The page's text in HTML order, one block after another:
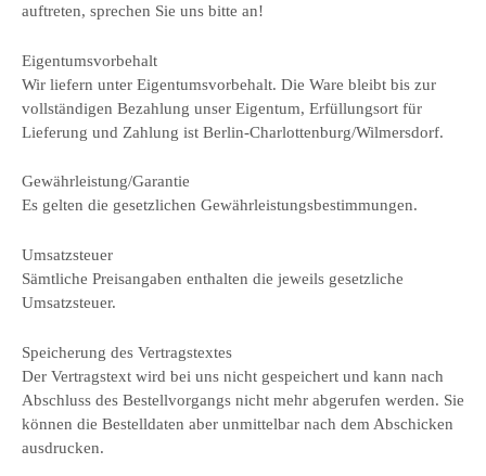
auftreten, sprechen Sie uns bitte an!
Eigentumsvorbehalt
Wir liefern unter Eigentumsvorbehalt. Die Ware bleibt bis zur
vollständigen Bezahlung unser Eigentum, Erfüllungsort für
Lieferung und Zahlung ist Berlin-Charlottenburg/Wilmersdorf.
Gewährleistung/Garantie
Es gelten die gesetzlichen Gewährleistungsbestimmungen.
Umsatzsteuer
Sämtliche Preisangaben enthalten die jeweils gesetzliche
Umsatzsteuer.
Speicherung des Vertragstextes
Der Vertragstext wird bei uns nicht gespeichert und kann nach
Abschluss des Bestellvorgangs nicht mehr abgerufen werden. Sie
können die Bestelldaten aber unmittelbar nach dem Abschicken
ausdrucken.